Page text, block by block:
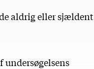
aldrig eller sjældent
undersøgelsens